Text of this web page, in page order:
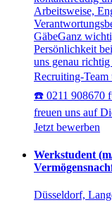
Arbeitsweise,
GäbeGanz
Persönlichkeit
uns genau
Recruiting-
☎️ 0211 908670
freuen uns auf
Jetzt bewerben
Werkstudent
Düsseldorf,